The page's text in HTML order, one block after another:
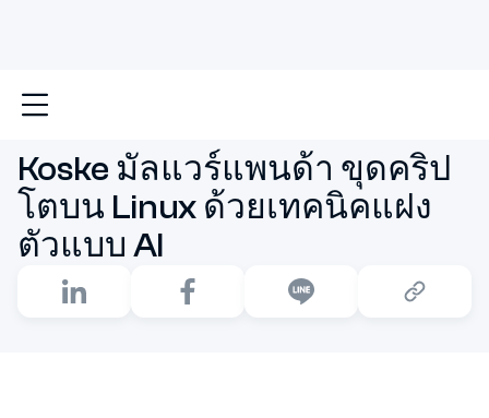
หน้าหลัก
Koske มัลแวร์แพนด้า ขุดคริป
โตบน Linux ด้วยเทคนิคแฝง
ตัวแบบ AI